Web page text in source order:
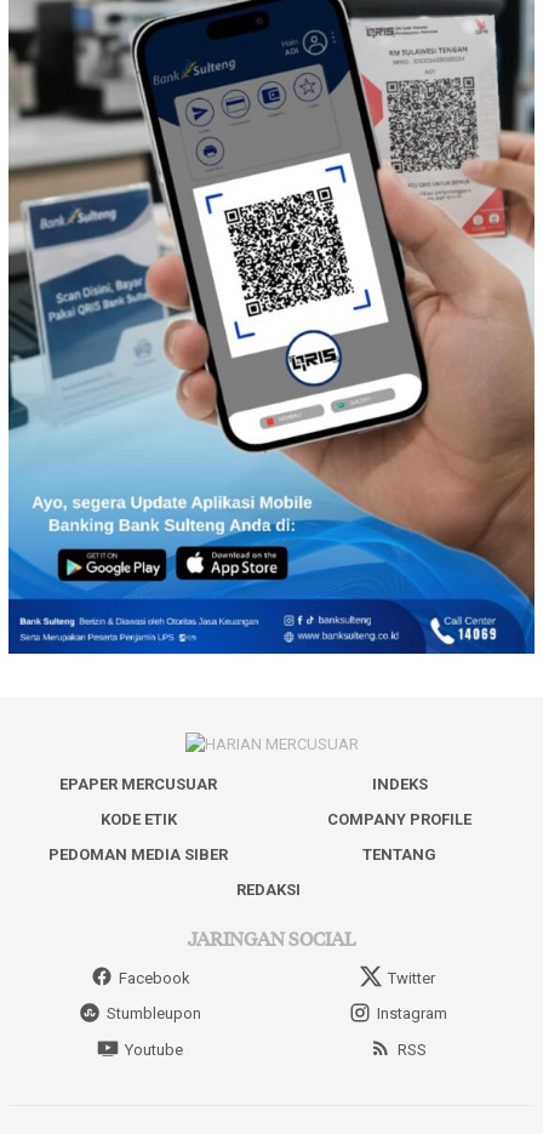
EPAPER MERCUSUAR
INDEKS
KODE ETIK
COMPANY PROFILE
PEDOMAN MEDIA SIBER
TENTANG
REDAKSI
JARINGAN SOCIAL
Facebook
Twitter
Stumbleupon
Instagram
Youtube
RSS